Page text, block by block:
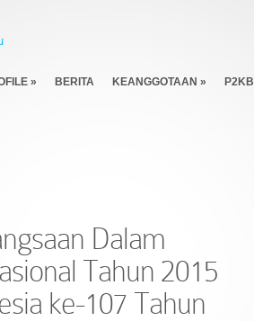
» BERITA KEANGGOTAAN » P2KB
Dalam
Tahun 2015
ke-107 Tahun